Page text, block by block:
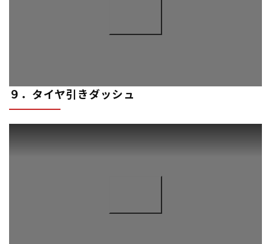
９．タイヤ引きダッシュ